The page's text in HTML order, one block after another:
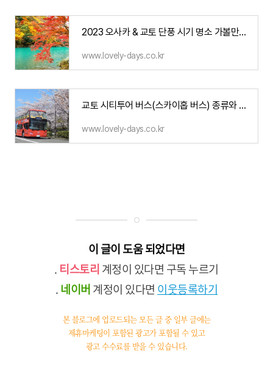
2023 오사카 & 교토 단풍 시기 명소 가볼만한곳 BEST 05
www.lovely-days.co.kr
교토 시티투어 버스(스카이홉 버스) 종류와 가격 가볼만한곳 정리
www.lovely-days.co.kr
이 글이 도움 되었다면
. 티스토리계정이 있다면 구독 누르기
.네이버계정이 있다면 이웃등록하기
본 블로그에 업로드되는 모든 글 중 일부 글에는
제휴마케팅이 포함된 광고가포함될 수 있고
광고 수수료를 받을 수 있습니다.